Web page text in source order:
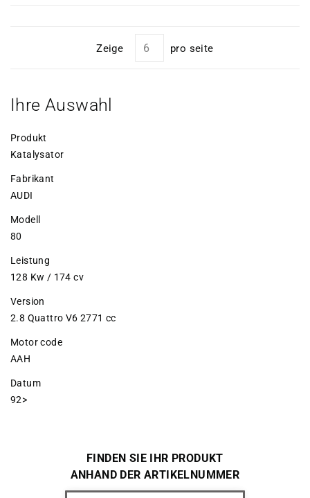
Zeige pro seite
Ihre Auswahl
Produkt
Katalysator
Fabrikant
AUDI
Modell
80
Leistung
128 Kw / 174 cv
Version
2.8 Quattro V6 2771 cc
Motor code
AAH
Datum
92>
FINDEN SIE IHR PRODUKT
ANHAND DER ARTIKELNUMMER